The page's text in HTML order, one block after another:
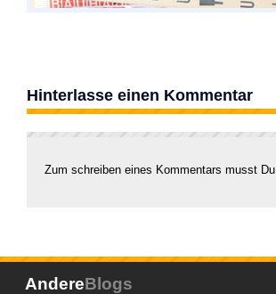
Hinterlasse einen Kommentar
Zum schreiben eines Kommentars musst Du
AndereBlogs